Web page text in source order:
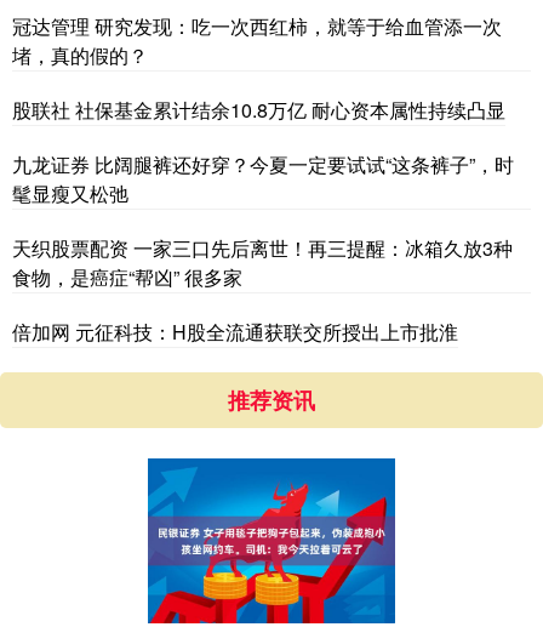
冠达管理 研究发现：吃一次西红柿，就等于给血管添一次
堵，真的假的？
股联社 社保基金累计结余10.8万亿 耐心资本属性持续凸显
九龙证券 比阔腿裤还好穿？今夏一定要试试“这条裤子”，时
髦显瘦又松弛
天织股票配资 一家三口先后离世！再三提醒：冰箱久放3种
食物，是癌症“帮凶” 很多家
倍加网 元征科技：H股全流通获联交所授出上市批淮
推荐资讯